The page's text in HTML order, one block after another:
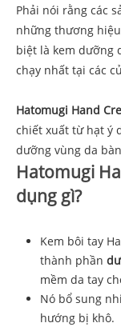
Phải nói rằng các
những thương
biệt là kem dưỡng
chạy nhất tại các
Hatomugi Hand
chiết xuất từ hạt ý
dưỡng vùng da
Hatomugi
dụng gì?
Kem bôi tay
thành phần
mềm da tay
Nó bổ sung
hướng bị khô.